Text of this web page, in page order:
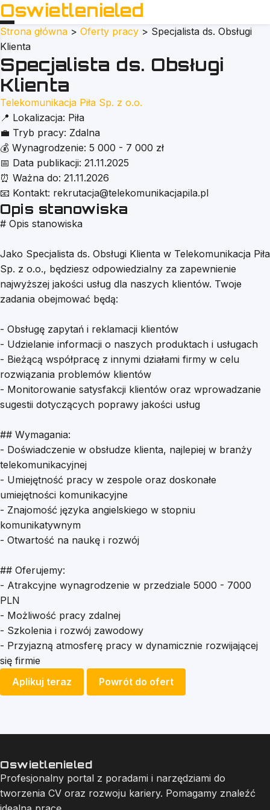
Oswietlenieled
Strona główna > Oferty pracy > Specjalista ds. Obsługi
Klienta
Specjalista ds. Obsługi
Klienta
Telekomunikacja Piła Sp. z o.o.
📍 Lokalizacja: Piła
💼 Tryb pracy: Zdalna
💰 Wynagrodzenie: 5 000 - 7 000 zł
📅 Data publikacji: 21.11.2025
⏰ Ważna do: 21.11.2026
📧 Kontakt: rekrutacja@telekomunikacjapila.pl
Opis stanowiska
# Opis stanowiska
Jako Specjalista ds. Obsługi Klienta w Telekomunikacja Piła
Sp. z o.o., będziesz odpowiedzialny za zapewnienie
najwyższej jakości usług dla naszych klientów. Twoje
zadania obejmować będą:
- Obsługę zapytań i reklamacji klientów
- Udzielanie informacji o naszych produktach i usługach
- Bieżącą współpracę z innymi działami firmy w celu
rozwiązania problemów klientów
- Monitorowanie satysfakcji klientów oraz wprowadzanie
sugestii dotyczących poprawy jakości usług
## Wymagania:
- Doświadczenie w obsłudze klienta, najlepiej w branży
telekomunikacyjnej
- Umiejętność pracy w zespole oraz doskonałe
umiejętności komunikacyjne
- Znajomość języka angielskiego w stopniu
komunikatywnym
- Otwartość na naukę i rozwój
## Oferujemy:
- Atrakcyjne wynagrodzenie w przedziale 5000 - 7000
PLN
- Możliwość pracy zdalnej
- Szkolenia i rozwój zawodowy
- Przyjazną atmosferę pracy w dynamicznie rozwijającej
się firmie
Aplikuj teraz
Powrót do ofert
Oswietlenieled
Profesjonalny portal z poradami i narzędziami do
tworzenia CV oraz rozwoju kariery. Pomagamy znaleźć